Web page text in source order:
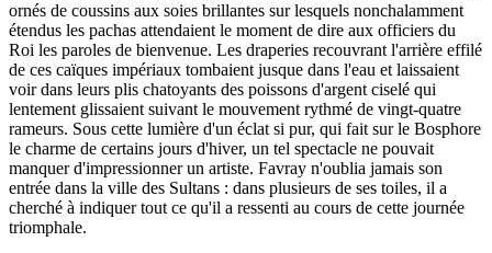
ornés de coussins aux soies brillantes sur lesquels nonchalamment
étendus les pachas attendaient le moment de dire aux officiers du
Roi les paroles de bienvenue. Les draperies recouvrant l'arrière effilé
de ces caïques impériaux tombaient jusque dans l'eau et laissaient
voir dans leurs plis chatoyants des poissons d'argent ciselé qui
lentement glissaient suivant le mouvement rythmé de vingt-quatre
rameurs. Sous cette lumière d'un éclat si pur, qui fait sur le Bosphore
le charme de certains jours d'hiver, un tel spectacle ne pouvait
manquer d'impressionner un artiste. Favray n'oublia jamais son
entrée dans la ville des Sultans : dans plusieurs de ses toiles, il a
cherché à indiquer tout ce qu'il a ressenti au cours de cette journée
triomphale.